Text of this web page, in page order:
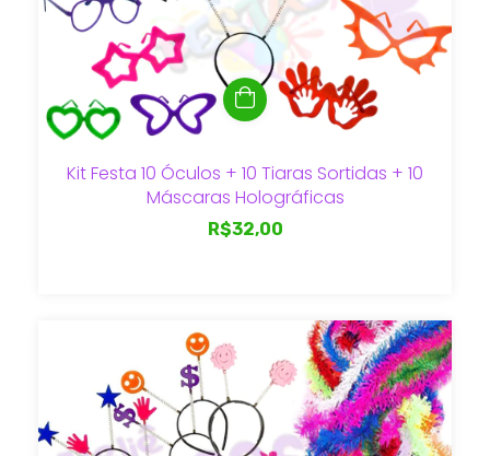
Kit Festa 10 Óculos + 10 Tiaras Sortidas + 10
Máscaras Holográficas
R$32,00